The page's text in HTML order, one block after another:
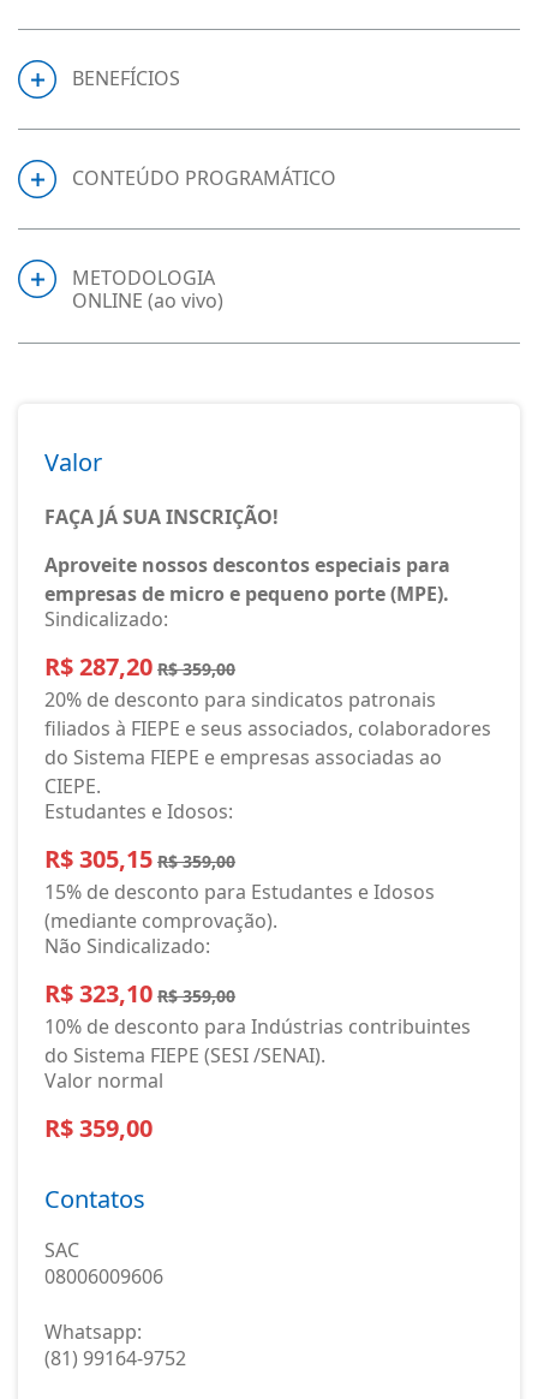
BENEFÍCIOS
CONTEÚDO PROGRAMÁTICO
METODOLOGIA
ONLINE (ao vivo)
Valor
FAÇA JÁ SUA INSCRIÇÃO!
Aproveite nossos descontos especiais para
empresas de micro e pequeno porte (MPE).
Sindicalizado:
R$ 287,20 R$ 359,00
20% de desconto para sindicatos patronais
filiados à FIEPE e seus associados, colaboradores
do Sistema FIEPE e empresas associadas ao
CIEPE.
Estudantes e Idosos:
R$ 305,15 R$ 359,00
15% de desconto para Estudantes e Idosos
(mediante comprovação).
Não Sindicalizado:
R$ 323,10 R$ 359,00
10% de desconto para Indústrias contribuintes
do Sistema FIEPE (SESI /SENAI).
Valor normal
R$ 359,00
Contatos
SAC
08006009606
Whatsapp:
(81) 99164-9752